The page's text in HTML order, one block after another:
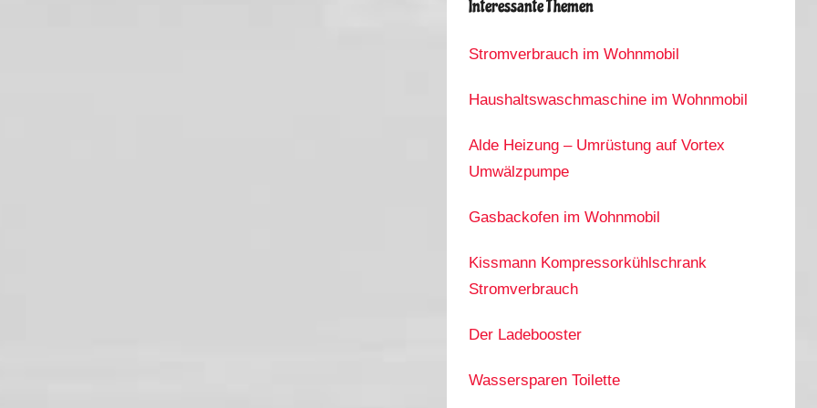
Interessante Themen
Stromverbrauch im Wohnmobil
Haushaltswaschmaschine im Wohnmobil
Alde Heizung – Umrüstung auf Vortex
Umwälzpumpe
Gasbackofen im Wohnmobil
Kissmann Kompressorkühlschrank
Stromverbrauch
Der Ladebooster
Wassersparen Toilette